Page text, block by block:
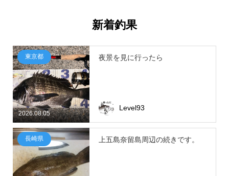
新着釣果
2026.08.05
東京都 夜景を見に行ったら
Level93
長崎県 上五島奈留島周辺の続きです。